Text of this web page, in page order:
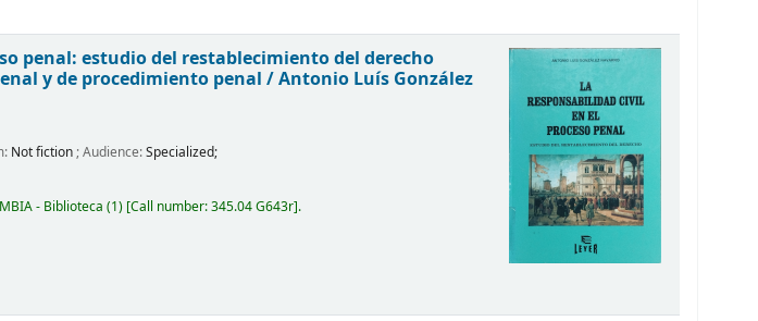
penal: estudio del restablecimiento del derecho
y de procedimiento penal /Antonio Luís González
Not fiction; Audience:Specialized;
- Biblioteca (1) Call number:345.04 G643r .